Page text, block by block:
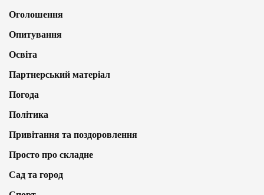
Оголошення
Опитування
Освіта
Партнерський матеріал
Погода
Політика
Привітання та поздоровлення
Просто про складне
Сад та город